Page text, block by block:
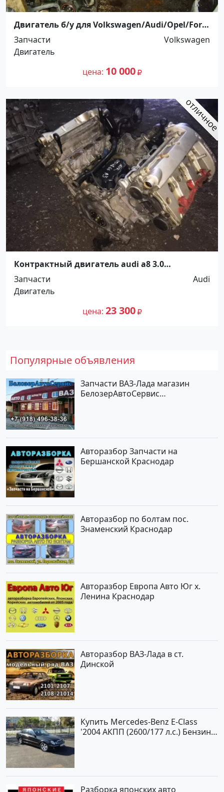
Двигатель б/у для Volkswagen/Audi/Opel/Ford
Краснодар
Запчасти
Volkswagen
Двигатель
цена 10 000
Контрактный двигатель audi a8 3.0
Краснодар
Запчасти
Audi
Двигатель
цена 23 300
Популярные объявления
Запчасти ВАЗ-Лада магазин
БелозерАвтоСервис
Авторазбор Запчасти на
Бершанской Краснодар
Авторазбор по болтам пос.
Знаменский Краснодар
Авторазбор Европа Авто Юг х.
Ленина Краснодар
Авторазбор ВАЗ-Лада в ст.
Динской
Купить Mercedes-Benz E-Class
'2004 АКПП (2600/177 л.с.) Бензин
Разборка японских авто